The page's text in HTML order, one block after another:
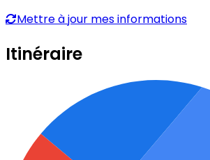
Mettre à jour mes informations
Itinéraire